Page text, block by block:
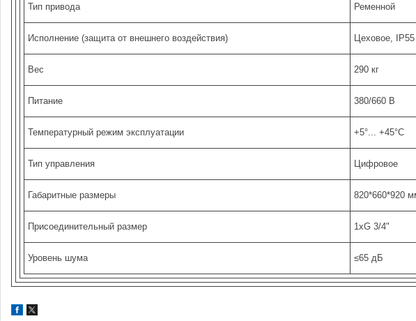
Тип привода Ременной
Исполнение (защита от внешнего воздействия) Цеховое, IP55
Вес 290 кг
Питание 380/660 В
Температурный режим эксплуатации +5°... +45°С
Тип управления Цифровое
Габаритные размеры 820*660*920
Присоединительный размер 1хG 3/4"
Уровень шума ≤65 дБ